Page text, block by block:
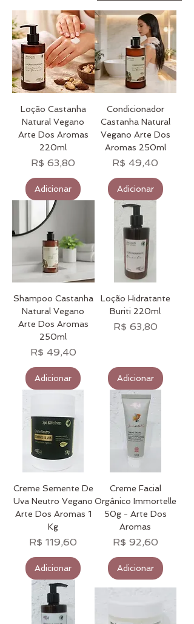
Com foco em beleza
orgânica, limpa e
consciente, criamos rotinas
completas de skincare livres
de toxinas, cruelty-free e
sustentáveis.
Loção Castanha
Natural Vegano
Arte Dos Aromas
220ml
Preço
R$ 63,80
Adicionar
Condicionador
Castanha Natural
Vegano Arte Dos
Aromas 250ml
Preço
R$ 49,40
Adicionar
Shampoo Castanha
Natural Vegano
Arte Dos Aromas
250ml
Preço
R$ 49,40
Adicionar
Loção Hidratante
Buriti 220ml
Preço
R$ 63,80
Adicionar
Creme Semente De
Uva Neutro Vegano
Arte Dos Aromas 1
Kg
Preço
R$ 119,60
Adicionar
Creme Facial
Orgânico Immortelle
50g - Arte Dos
Aromas
Preço
R$ 92,60
Adicionar